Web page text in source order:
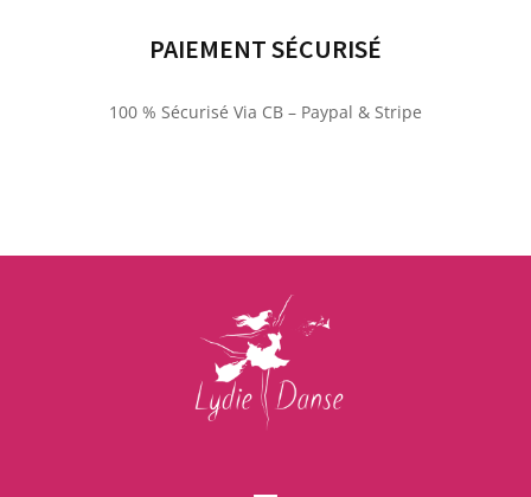
PAIEMENT SÉCURISÉ
100 % Sécurisé Via CB – Paypal & Stripe